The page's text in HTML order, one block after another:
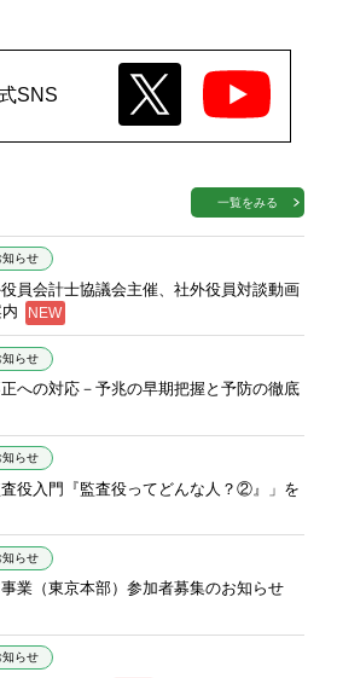
SNS
一覧をみる
知らせ
員会計士協議会主催、社外役員対談動画
知らせ
への対応－予兆の早期把握と予防の徹底
知らせ
役入門『監査役ってどんな人？②』」を
知らせ
業（東京本部）参加者募集のお知らせ
知らせ